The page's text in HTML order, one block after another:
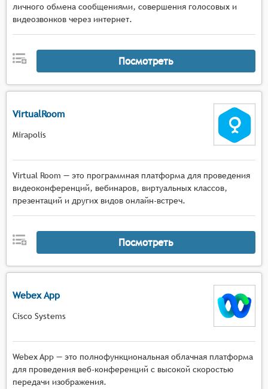
личного обмена сообщениями, совершения голосовых и
видеозвонков через интернет.
Посмотреть
VirtualRoom
Mirapolis
Virtual Room — это программная платформа для проведения
видеоконференций, вебинаров, виртуальных классов,
презентаций и других видов онлайн-встреч.
Посмотреть
Webex App
Cisco Systems
Webex App — это полнофункциональная облачная платформа
для проведения веб-конференций с высокой скоростью
передачи изображения.